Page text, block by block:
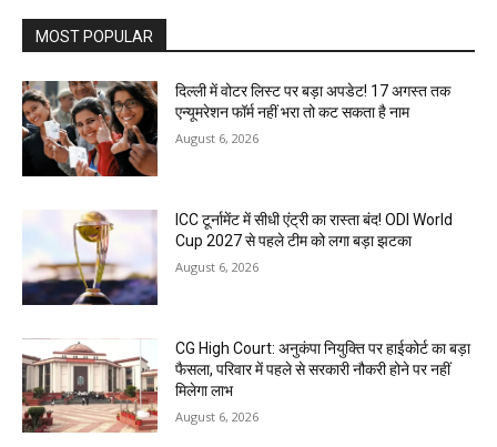
MOST POPULAR
दिल्ली में वोटर लिस्ट पर बड़ा अपडेट! 17 अगस्त तक
एन्यूमरेशन फॉर्म नहीं भरा तो कट सकता है नाम
August 6, 2026
ICC टूर्नामेंट में सीधी एंट्री का रास्ता बंद! ODI World
Cup 2027 से पहले टीम को लगा बड़ा झटका
August 6, 2026
CG High Court: अनुकंपा नियुक्ति पर हाईकोर्ट का बड़ा
फैसला, परिवार में पहले से सरकारी नौकरी होने पर नहीं
मिलेगा लाभ
August 6, 2026